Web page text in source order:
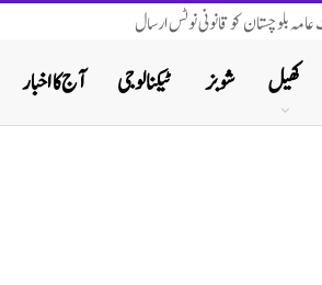
آج کا اخبار ٹیکنالوجی شوبز کھیل